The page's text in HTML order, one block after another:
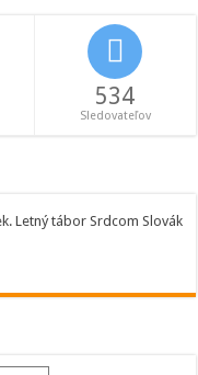
534
Sledovateľov
Letný tábor Srdcom Slovák